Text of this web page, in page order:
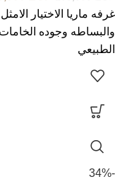
غرفه ماريا الاختيار
والبساطه وجوده
الطبيعي
-34%